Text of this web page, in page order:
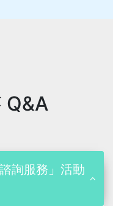
Q&A
詢服務」活動